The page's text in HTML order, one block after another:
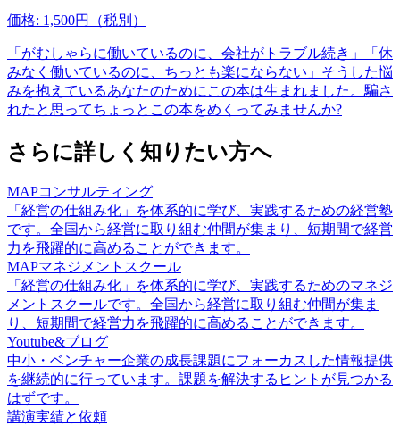
価格: 1,500円（税別）
「がむしゃらに働いているのに、会社がトラブル続き」「休
みなく働いているのに、ちっとも楽にならない」そうした悩
みを抱えているあなたのためにこの本は生まれました。騙さ
れたと思ってちょっとこの本をめくってみませんか?
さらに詳しく知りたい方へ
MAPコンサルティング
「経営の仕組み化」を体系的に学び、実践するための経営塾
です。全国から経営に取り組む仲間が集まり、短期間で経営
力を飛躍的に高めることができます。
MAPマネジメントスクール
「経営の仕組み化」を体系的に学び、実践するためのマネジ
メントスクールです。全国から経営に取り組む仲間が集ま
り、短期間で経営力を飛躍的に高めることができます。
Youtube&ブログ
中小・ベンチャー企業の成長課題にフォーカスした情報提供
を継続的に行っています。課題を解決するヒントが見つかる
はずです。
講演実績と依頼